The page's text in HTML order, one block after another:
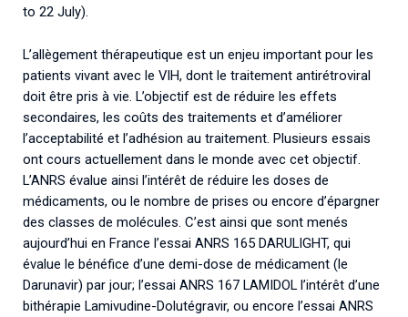
to 22 July).
L’allègement thérapeutique est un enjeu important pour les
patients vivant avec le VIH, dont le traitement antirétroviral
doit être pris à vie. L’objectif est de réduire les effets
secondaires, les coûts des traitements et d’améliorer
l’acceptabilité et l’adhésion au traitement. Plusieurs essais
ont cours actuellement dans le monde avec cet objectif.
L’ANRS évalue ainsi l’intérêt de réduire les doses de
médicaments, ou le nombre de prises ou encore d’épargner
des classes de molécules. C’est ainsi que sont menés
aujourd’hui en France l’essai ANRS 165 DARULIGHT, qui
évalue le bénéfice d’une demi-dose de médicament (le
Darunavir) par jour; l’essai ANRS 167 LAMIDOL l’intérêt d’une
bithérapie Lamivudine-Dolutégravir, ou encore l’essai ANRS